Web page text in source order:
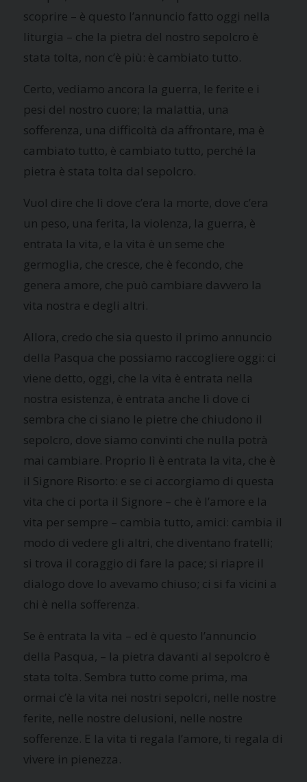
scoprire – è questo l’annuncio fatto oggi nella
liturgia – che la pietra del nostro sepolcro è
stata tolta, non c’è più: è cambiato tutto.
Certo, vediamo ancora la guerra, le ferite e i
pesi del nostro cuore; la malattia, una
sofferenza, una difficoltà da affrontare, ma è
cambiato tutto, è cambiato tutto, perché la
pietra è stata tolta dal sepolcro.
Vuol dire che lì dove c’era la morte, dove c’era
un peso, una ferita, la violenza, la guerra, è
entrata la vita, e la vita è un seme che
germoglia, che cresce, che è fecondo, che
genera amore, che può cambiare davvero la
vita nostra e degli altri.
Allora, credo che sia questo il primo annuncio
della Pasqua che possiamo raccogliere oggi: ci
viene detto, oggi, che la vita è entrata nella
nostra esistenza, è entrata anche lì dove ci
sembra che ci siano le pietre che chiudono il
sepolcro, dove siamo convinti che nulla potrà
mai cambiare. Proprio lì è entrata la vita, che è
il Signore Risorto: e se ci accorgiamo di questa
vita che ci porta il Signore – che è l’amore e la
vita per sempre – cambia tutto, amici: cambia il
modo di vedere gli altri, che diventano fratelli;
si trova il coraggio di fare la pace; si riapre il
dialogo dove lo avevamo chiuso; ci si fa vicini a
chi è nella sofferenza.
Se è entrata la vita – ed è questo l’annuncio
della Pasqua, – la pietra davanti al sepolcro è
stata tolta. Sembra tutto come prima, ma
ormai c’è la vita nei nostri sepolcri, nelle nostre
ferite, nelle nostre delusioni, nelle nostre
sofferenze. E la vita ti regala l’amore, ti regala di
vivere in pienezza.